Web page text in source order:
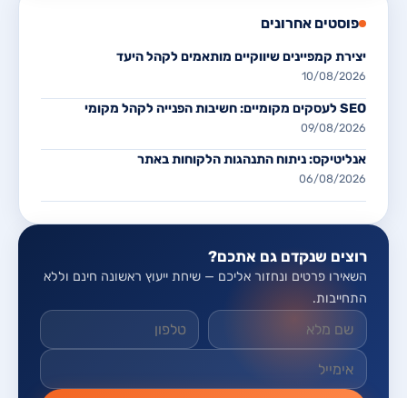
פוסטים אחרונים
יצירת קמפיינים שיווקיים מותאמים לקהל היעד
10/08/2026
SEO לעסקים מקומיים: חשיבות הפנייה לקהל מקומי
09/08/2026
אנליטיקס: ניתוח התנהגות הלקוחות באתר
06/08/2026
רוצים שנקדם גם אתכם?
השאירו פרטים ונחזור אליכם — שיחת ייעוץ ראשונה חינם וללא
התחייבות.
אל תמלאו שדה זה